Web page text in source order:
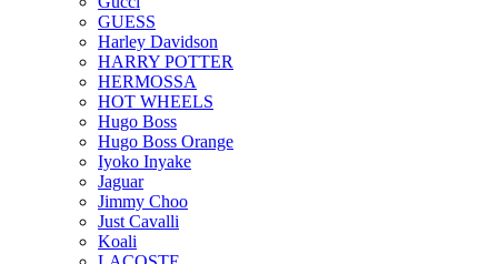
GUESS
Harley Davidson
HARRY POTTER
HERMOSSA
HOT WHEELS
Hugo Boss
Hugo Boss Orange
Iyoko Inyake
Jaguar
Jimmy Choo
Just Cavalli
Koali